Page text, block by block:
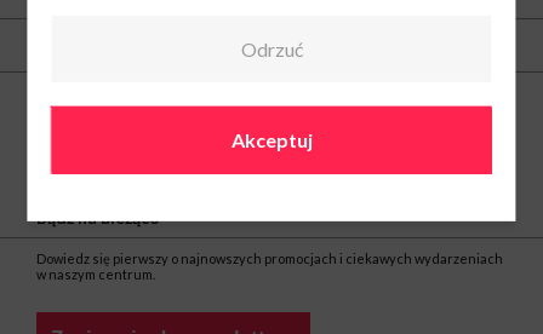
Bądź na bieżąco
Dowiedz się pierwszy o najnowszych promocjach i ciekawych wydarzeniach
w naszym centrum.
Odrzuć
Akceptuj